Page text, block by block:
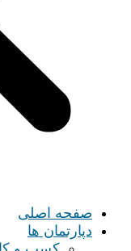
صفحه اصلی
دپارتمان ها